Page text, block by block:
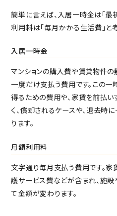
簡単に言えば、入居一時金は「最
利用料は「毎月かかる生活費」と
入居一時金
マンションの購入費や賃貸物件の
一度だけ支払う費用です。この一
得るための費用や、家賃を前払
く、償却されるケースや、退去時
ります。
月額利用料
文字通り毎月支払う費用です。家
護サービス費などが含まれ、施
て金額が変わります。